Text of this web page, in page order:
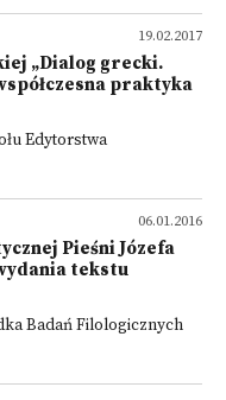
19.02.2017
„Dialog grecki.
praktyka
Edytorstwa
06.01.2016
Pieśni Józefa
tekstu
Badań Filologicznych